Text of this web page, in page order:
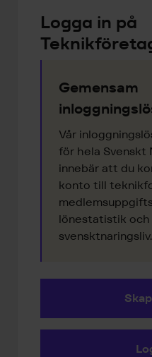
Logga in på
Gemensam
Vår
för hela Svenskt
innebär att du
konto till
lönestatistik och